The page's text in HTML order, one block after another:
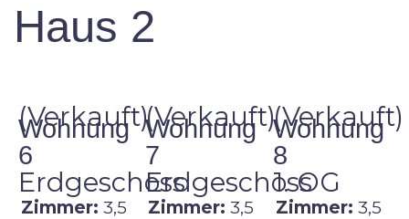
Haus 2
(Verkauft)
Wohnung
6
Erdgeschoss
Zimmer: 3,5
(Verkauft)
Wohnung
7
Erdgeschoss
Zimmer: 3,5
(Verkauft)
Wohnung
8
1. OG
Zimmer: 3,5